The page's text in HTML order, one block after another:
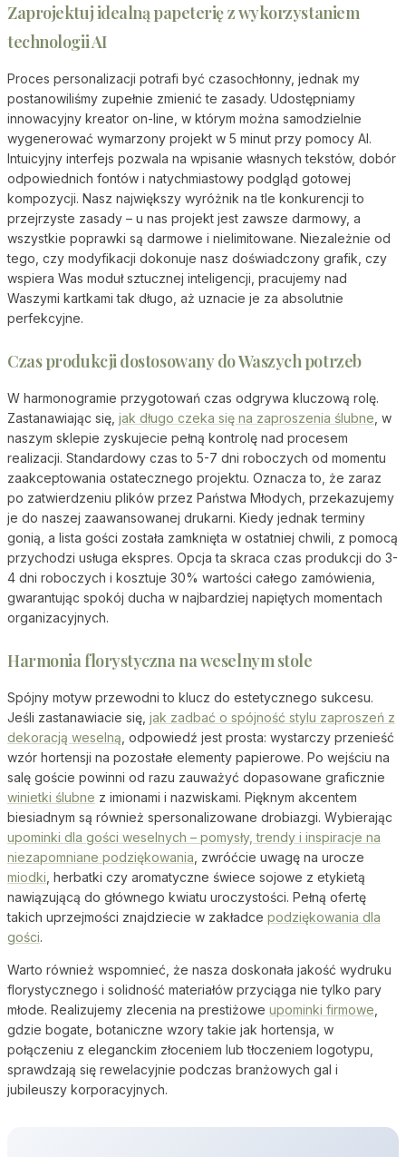
Zaprojektuj idealną papeterię z wykorzystaniem
technologii AI
Proces personalizacji potrafi być czasochłonny, jednak my
postanowiliśmy zupełnie zmienić te zasady. Udostępniamy
innowacyjny kreator on-line, w którym można samodzielnie
wygenerować wymarzony projekt w 5 minut przy pomocy AI.
Intuicyjny interfejs pozwala na wpisanie własnych tekstów, dobór
odpowiednich fontów i natychmiastowy podgląd gotowej
kompozycji. Nasz największy wyróżnik na tle konkurencji to
przejrzyste zasady – u nas projekt jest zawsze darmowy, a
wszystkie poprawki są darmowe i nielimitowane. Niezależnie od
tego, czy modyfikacji dokonuje nasz doświadczony grafik, czy
wspiera Was moduł sztucznej inteligencji, pracujemy nad
Waszymi kartkami tak długo, aż uznacie je za absolutnie
perfekcyjne.
Czas produkcji dostosowany do Waszych potrzeb
W harmonogramie przygotowań czas odgrywa kluczową rolę.
Zastanawiając się, jak długo czeka się na zaproszenia ślubne , w
naszym sklepie zyskujecie pełną kontrolę nad procesem
realizacji. Standardowy czas to 5-7 dni roboczych od momentu
zaakceptowania ostatecznego projektu. Oznacza to, że zaraz
po zatwierdzeniu plików przez Państwa Młodych, przekazujemy
je do naszej zaawansowanej drukarni. Kiedy jednak terminy
gonią, a lista gości została zamknięta w ostatniej chwili, z pomocą
przychodzi usługa ekspres. Opcja ta skraca czas produkcji do 3-
4 dni roboczych i kosztuje 30% wartości całego zamówienia,
gwarantując spokój ducha w najbardziej napiętych momentach
organizacyjnych.
Harmonia florystyczna na weselnym stole
Spójny motyw przewodni to klucz do estetycznego sukcesu.
Jeśli zastanawiacie się, jak zadbać o spójność stylu zaproszeń z
dekoracją weselną , odpowiedź jest prosta: wystarczy przenieść
wzór hortensji na pozostałe elementy papierowe. Po wejściu na
salę goście powinni od razu zauważyć dopasowane graficznie
winietki ślubne z imionami i nazwiskami. Pięknym akcentem
biesiadnym są również spersonalizowane drobiazgi. Wybierając
upominki dla gości weselnych – pomysły, trendy i inspiracje na
niezapomniane podziękowania , zwróćcie uwagę na urocze
miodki , herbatki czy aromatyczne świece sojowe z etykietą
nawiązującą do głównego kwiatu uroczystości. Pełną ofertę
takich uprzejmości znajdziecie w zakładce podziękowania dla
gości.
Warto również wspomnieć, że nasza doskonała jakość wydruku
florystycznego i solidność materiałów przyciąga nie tylko pary
młode. Realizujemy zlecenia na prestiżowe upominki firmowe
gdzie bogate, botaniczne wzory takie jak hortensja, w
połączeniu z eleganckim złoceniem lub tłoczeniem logotypu,
sprawdzają się rewelacyjnie podczas branżowych gal i
jubileuszy korporacyjnych.